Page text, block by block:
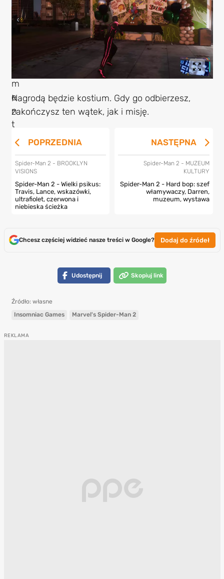
Nagrodą będzie kostium. Gdy go odbierzesz,
zakończysz ten wątek, jak i misję.
POPRZEDNIA
Spider-Man 2 - BROOKLYN
VISIONS
Spider-Man 2 - Wielki psikus:
Travis, Lance, wskazówki,
ultrafiolet, czerwona i
niebieska ścieżka
NASTĘPNA
Spider-Man 2 - MUZEUM
KULTURY
Spider-Man 2 - Hard bop: szef
włamywaczy, Darren,
muzeum, wystawa
Chcesz częściej widzieć nasze treści w Google? Dodaj do źródeł
Udostępnij Skopiuj link
Źródło: własne
Insomniac Games
Marvel's Spider-Man 2